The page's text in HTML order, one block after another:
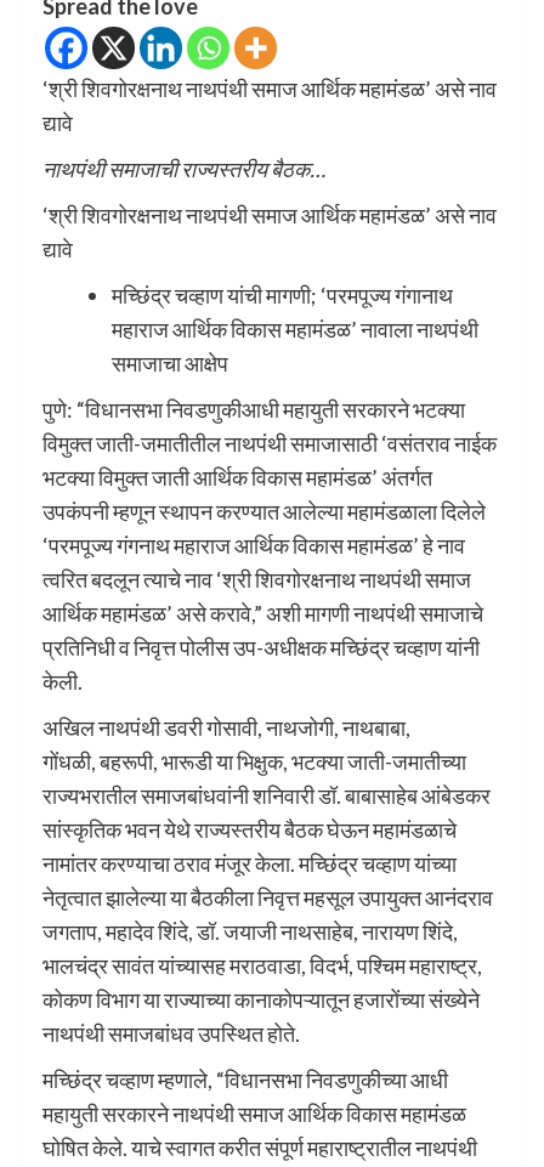
Spread the love
‘श्री शिवगोरक्षनाथ नाथपंथी समाज आर्थिक महामंडळ’ असे नाव
द्यावे
नाथपंथी समाजाची राज्यस्तरीय बैठक…
‘श्री शिवगोरक्षनाथ नाथपंथी समाज आर्थिक महामंडळ’ असे नाव
द्यावे
मच्छिंद्र चव्हाण यांची मागणी; ‘परमपूज्य गंगानाथ
महाराज आर्थिक विकास महामंडळ’ नावाला नाथपंथी
समाजाचा आक्षेप
पुणे: “विधानसभा निवडणुकीआधी महायुती सरकारने भटक्या
विमुक्त जाती-जमातीतील नाथपंथी समाजासाठी ‘वसंतराव नाईक
भटक्या विमुक्त जाती आर्थिक विकास महामंडळ’ अंतर्गत
उपकंपनी म्हणून स्थापन करण्यात आलेल्या महामंडळाला दिलेले
‘परमपूज्य गंगनाथ महाराज आर्थिक विकास महामंडळ’ हे नाव
त्वरित बदलून त्याचे नाव ‘श्री शिवगोरक्षनाथ नाथपंथी समाज
आर्थिक महामंडळ’ असे करावे,” अशी मागणी नाथपंथी समाजाचे
प्रतिनिधी व निवृत्त पोलीस उप-अधीक्षक मच्छिंद्र चव्हाण यांनी
केली.
अखिल नाथपंथी डवरी गोसावी, नाथजोगी, नाथबाबा,
गोंधळी, बहरूपी, भारूडी या भिक्षुक, भटक्या जाती-जमातीच्या
राज्यभरातील समाजबांधवांनी शनिवारी डॉ. बाबासाहेब आंबेडकर
सांस्कृतिक भवन येथे राज्यस्तरीय बैठक घेऊन महामंडळाचे
नामांतर करण्याचा ठराव मंजूर केला. मच्छिंद्र चव्हाण यांच्या
नेतृत्वात झालेल्या या बैठकीला निवृत्त महसूल उपायुक्त आनंदराव
जगताप, महादेव शिंदे, डॉ. जयाजी नाथसाहेब, नारायण शिंदे,
भालचंद्र सावंत यांच्यासह मराठवाडा, विदर्भ, पश्चिम महाराष्ट्र,
कोकण विभाग या राज्याच्या कानाकोपऱ्यातून हजारोंच्या संख्येने
नाथपंथी समाजबांधव उपस्थित होते.
मच्छिंद्र चव्हाण म्हणाले, “विधानसभा निवडणुकीच्या आधी
महायुती सरकारने नाथपंथी समाज आर्थिक विकास महामंडळ
घोषित केले. याचे स्वागत करीत संपूर्ण महाराष्ट्रातील नाथपंथी